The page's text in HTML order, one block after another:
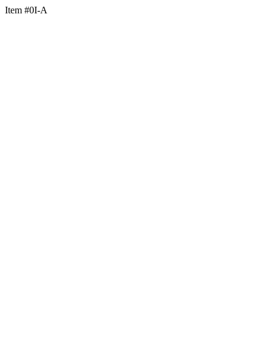
Item #0I-A